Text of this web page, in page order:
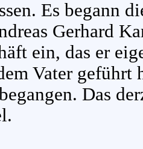
Es begann
Gerhard
ein, das er
Vater geführt
Das